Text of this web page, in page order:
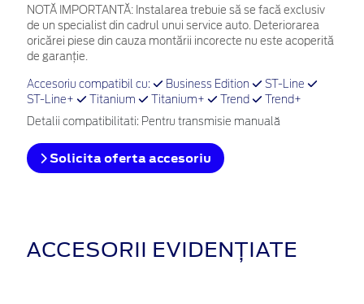
NOTĂ IMPORTANTĂ: Instalarea trebuie să se facă exclusiv
de un specialist din cadrul unui service auto. Deteriorarea
oricărei piese din cauza montării incorecte nu este acoperită
de garanţie.
Accesoriu compatibil cu: Business Edition
ST-Line
ST-Line+
Titanium Titanium+ Trend Trend+
Detalii compatibilitati: Pentru transmisie manuală
Solicita oferta accesoriu
ACCESORII EVIDENȚIATE